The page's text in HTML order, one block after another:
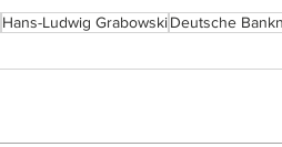
Hans-Ludwig GrabowskiDeutsche